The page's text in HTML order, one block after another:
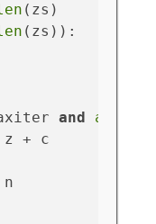
(zs)
(zs)):
and abs
z + c
n